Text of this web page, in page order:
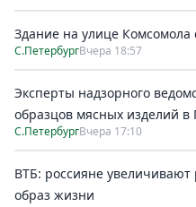
Здание на улице Комсомола
С.ПетербургВчера 18:57
Эксперты надзорного
образцов мясных изделий в
С.ПетербургВчера 17:10
ВТБ: россияне
образ жизни